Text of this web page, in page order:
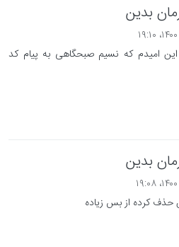
بدین
امیدم که نسیم صبحگاهی به پیام کد
بدین
کرده از بس زیاده